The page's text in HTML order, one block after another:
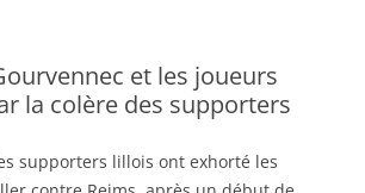
et les joueurs
la colère des supporters
supporters lillois ont exhorté les